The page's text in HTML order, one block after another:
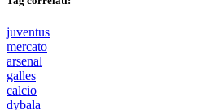
juventus
mercato
arsenal
galles
calcio
dybala